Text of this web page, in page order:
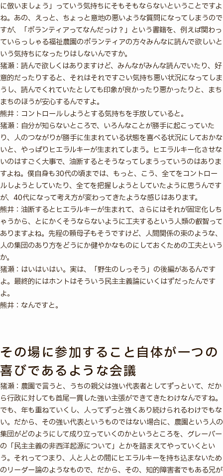
に倣いましょう」っていう気持ちにそもそもならないということですよ
ね。あの、えっと、ちょっと意地の悪いような質問になってしまうので
すが、「ボランティアってなんだっけ？」という書籍を、例えば関わっ
ていらっしゃる福祉農園のボランティアの方々みんなに読んで欲しいと
いう気持ちになったりはしないんですか。
猪瀬：読んで欲しくはありますけど、みんながみんな読んでいたり、好
意的だったりすると、それはそれですごい気持ち悪い状況になってしま
うし、読んでくれていたとしても印象が良かったり悪かったりと、まち
まちのほうが安心するんですよ。
熊井：コントロールしようとする気持ちを手放していると。
猪瀬：自分が知らないところで、いろんなことが勝手に起こっていた
り、人のつながりが勝手に生まれている状態を喜べる状況にしておかな
いと、やっぱりヒエラルキーが生まれてしまう。ヒエラルキー化させな
いのはすごく大事で、油断するとそうなってしまうっていうのはありま
すよね。僕自身も30代の頃までは、もっと、こう、全てをコントロー
ルしようとしていたり、全てを把握しようとしていたように思うんです
が、40代になって考え方が変わってきたような感じはあります。
熊井：油断するとヒエラルキーが生まれて、さらにはそれが固定化しち
ゃうから、とにかくそうならないように工夫するという人類の叡智って
ありますよね。先程の頼母子もそうですけど、人間関係の束のような、
人の集団のあり方をどうにか健やかなものにしておくための工夫という
か。
猪瀬：はいはいはい。実は、「野生のしっそう」の後編があるんです
よ。最終的にはホントはそういう民主主義論にいくはずだったんです
よ。
熊井：なんですと。
その場に参加すること自体が一つの
喜びであるような会議
猪瀬：農園で言うと、うちの親父は強い代表者としてずっといて、だか
ら行政に対しても首尾一貫した強い主張ができてきたわけなんですね。
でも、年も重ねていくし、人ってずっと強くあり続けられるわけでもな
い。だから、その強い代表というものではない場合に、農園という人の
集団がどのようにして成り立っていくのかというところを、グレーバー
の「民主主義の非西洋起源について」とかを踏まえてやっていくとい
う。それってつまり、人と人との間にヒエラルキーを持ち込まないため
のリーダー論のようなもので、だから、その、知的障害者でもある兄が